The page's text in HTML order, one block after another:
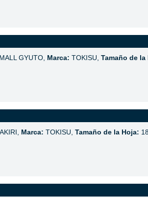
GYUTO, Marca: TOKISU, Tamaño de la
Marca: TOKISU, Tamaño de la Hoja: